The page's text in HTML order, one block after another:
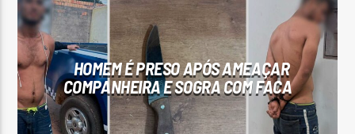
HOMEM É PRESO APÓS AMEAÇAR
COMPANHEIRA E SOGRA COM FACA